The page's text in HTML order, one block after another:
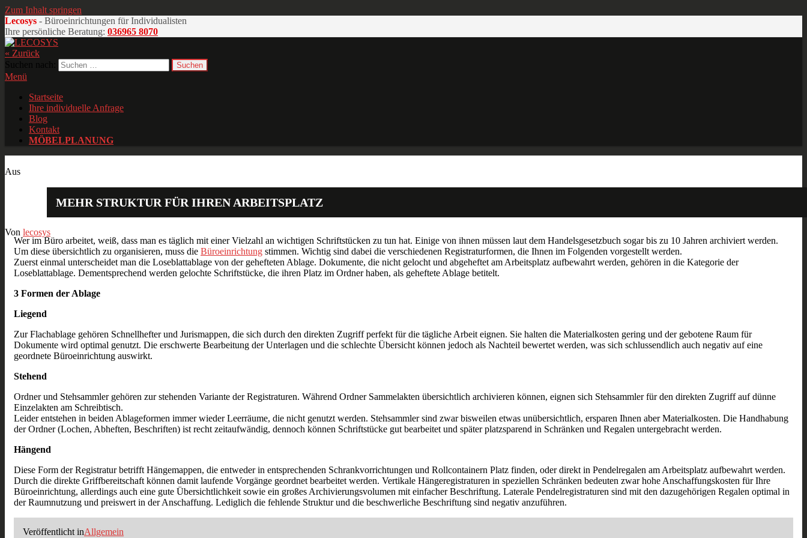
Zum Inhalt springen
Lecosys - Büroeinrichtungen für Individualisten
Ihre persönliche Beratung: 036965 8070
Büroeinrichtungen für Individualisten
« Zurück
Menü
Startseite
Ihre individuelle Anfrage
Blog
Kontakt
MÖBELPLANUNG
Aus
MEHR STRUKTUR FÜR IHREN ARBEITSPLATZ
Von lecosys
Wer im Büro arbeitet, weiß, dass man es täglich mit einer Vielzahl an wichtigen Schriftstücken zu tun hat. Einige von ihnen müssen laut dem Handelsgesetzbuch sogar bis zu 10 Jahren archiviert werden.
Um diese übersichtlich zu organisieren, muss die Büroeinrichtung stimmen. Wichtig sind dabei die verschiedenen Registraturformen, die Ihnen im Folgenden vorgestellt werden.
Zuerst einmal unterscheidet man die Loseblattablage von der gehefteten Ablage. Dokumente, die nicht gelocht und abgeheftet am Arbeitsplatz aufbewahrt werden, gehören in die Kategorie der
Loseblattablage. Dementsprechend werden gelochte Schriftstücke, die ihren Platz im Ordner haben, als geheftete Ablage betitelt.
3 Formen der Ablage
Liegend
Zur Flachablage gehören Schnellhefter und Jurismappen, die sich durch den direkten Zugriff perfekt für die tägliche Arbeit eignen. Sie halten die Materialkosten gering und der gebotene Raum für
Dokumente wird optimal genutzt. Die erschwerte Bearbeitung der Unterlagen und die schlechte Übersicht können jedoch als Nachteil bewertet werden, was sich schlussendlich auch negativ auf eine
geordnete Büroeinrichtung auswirkt.
Stehend
Ordner und Stehsammler gehören zur stehenden Variante der Registraturen. Während Ordner Sammelakten übersichtlich archivieren können, eignen sich Stehsammler für den direkten Zugriff auf dünne
Einzelakten am Schreibtisch.
Leider entstehen in beiden Ablageformen immer wieder Leerräume, die nicht genutzt werden. Stehsammler sind zwar bisweilen etwas unübersichtlich, ersparen Ihnen aber Materialkosten. Die Handhabung
der Ordner (Lochen, Abheften, Beschriften) ist recht zeitaufwändig, dennoch können Schriftstücke gut bearbeitet und später platzsparend in Schränken und Regalen untergebracht werden.
Hängend
Diese Form der Registratur betrifft Hängemappen, die entweder in entsprechenden Schrankvorrichtungen und Rollcontainern Platz finden, oder direkt in Pendelregalen am Arbeitsplatz aufbewahrt werden.
Durch die direkte Griffbereitschaft können damit laufende Vorgänge geordnet bearbeitet werden. Vertikale Hängeregistraturen in speziellen Schränken bedeuten zwar hohe Anschaffungskosten für Ihre
Büroeinrichtung, allerdings auch eine gute Übersichtlichkeit sowie ein großes Archivierungsvolumen mit einfacher Beschriftung. Laterale Pendelregistraturen sind mit den dazugehörigen Regalen optimal in
der Raumnutzung und preiswert in der Anschaffung. Lediglich die fehlende Struktur und die beschwerliche Beschriftung sind negativ anzuführen.
Veröffentlicht inAllgemein